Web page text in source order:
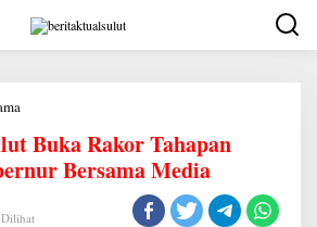
Sulut
Buka
Rakor
Gubernur
Buka Rakor Tahapan
Bersama Media